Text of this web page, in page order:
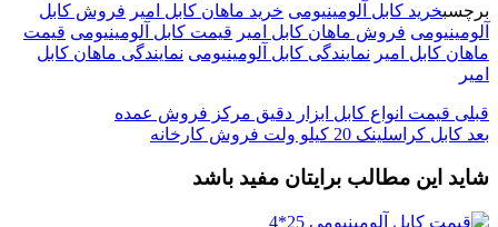
برچسبخرید کابل آلومینیومی خرید ماهان کابل امیر فروش کابل
آلومینیومی فروش ماهان کابل امیر قیمت کابل آلومینیومی قیمت
ماهان کابل امیر نمایندگی کابل آلومینیومی نمایندگی ماهان کابل
امیر
قبلی قیمت انواع کابل ابزار دقیق مرکز فروش عمده
بعد کابل کراسلینک 20 کیلو ولت فروش کارخانه
شاید این مطالب برایتان مفید باشد